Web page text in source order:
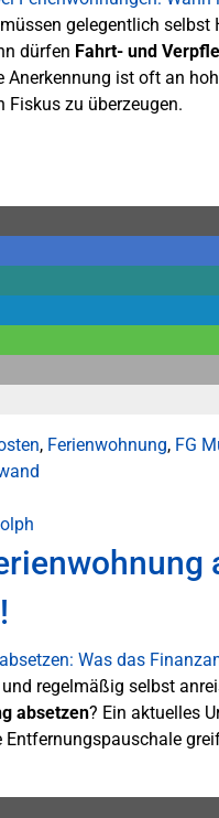
gelegentlich
dürfen Fahrt- und
Anerkennung ist oft an
Fiskus zu überzeugen.
, Ferienwohnung, FG
regelmäßig selbst
absetzen? Ein aktuelles